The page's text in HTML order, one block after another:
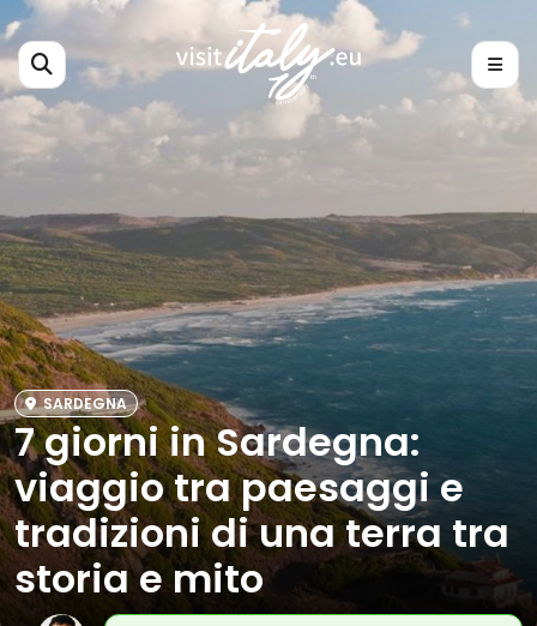
SARDEGNA
7 giorni in Sardegna:
viaggio tra paesaggi e
tradizioni di una terra tra
storia e mito